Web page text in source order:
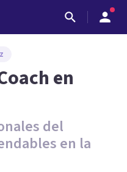
en
del
en la